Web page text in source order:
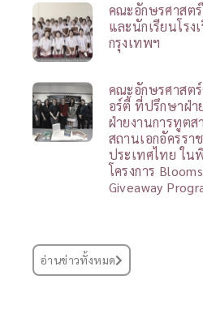
คณะอักษรศาสต
และนักเรียนโร
กรุงเทพฯ
คณะอักษรศาสต
อร์ตี้ ที่ปรึกษาฝ่า
ฝ่ายงานการทูตส
สถานเอกอัครร
ประเทศไทย ใน
โครงการ
Giveaway
อ่านข่าวทั้งหมด